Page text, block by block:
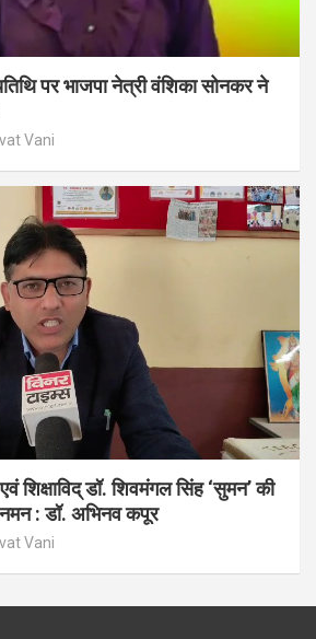
पर भाजपा नेत्री वंशिका सोनकर ने
Vani
शिक्षाविद् डॉ. शिवमंगल सिंह ‘सुमन’ की
: डॉ. अभिनव कपूर
Vani